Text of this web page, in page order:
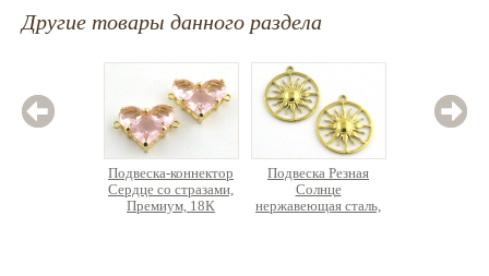
Другие товары данного раздела
Подвеска-коннектор
Сердце со стразами,
Премиум, 18К
Подвеска Резная
Солнце
нержавеющая сталь,